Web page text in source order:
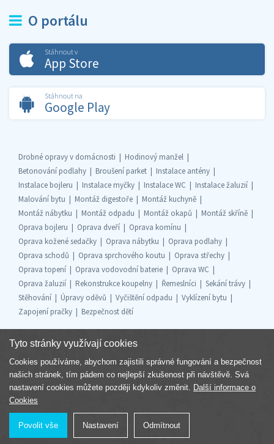
O portálu
Stáhnout v
App Store
Stáhnout na
Google Play
Drobné opravy v domácnosti
Hodinový manžel
Betonování podlahy
Broušení parket
Instalace antény
Instalace bojleru
Instalace myčky Instalace WC
Instalace žaluzií
Malování bytu
Montáž digestoře
Montáž kuchyně
Montáž nábytku
Montáž odpadu Montáž okapů
Montáž skříně
Oprava bojleru
Oprava dveří
Oprava komínu
Oprava kožené sedačky
Oprava nábytku
Oprava podlahy
Oprava schodů
Oprava sprchového koutu
Oprava střechy
Oprava topení
Oprava vodovodní baterie
Oprava WC
Oprava žaluzií
Rekonstrukce koupelny Řemeslníci
Sekání trávy
Stěhování
Úpravy oděvů Vyčištění odpadu
Vyklízení bytu
Zapojení pračky
Bezpečnost dětí
Součást skupiny
Tyto stránky využívají cookies
Cookies používáme, abychom zajistili správné fungování a bezpečnost
našich stránek, tím pádem co nejlepší zkušenost při návštěvě. Svá
nastavení cookies můžete později kdykoliv změnit. Další informace o
Cookies
Povolit vše Nastavení Odmítnout